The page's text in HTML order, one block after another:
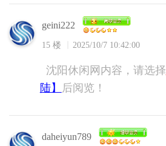
geini222
15 楼 2025/10/7 10:42:00
沈阳休闲网内容，请选择
陆】
后阅览！
daheiyun789